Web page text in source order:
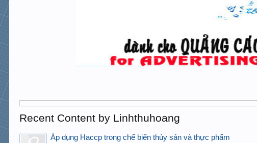
Recent Content by Linhthuhoang
Áp dụng Haccp trong chế biến thủy sản và thực phẩm